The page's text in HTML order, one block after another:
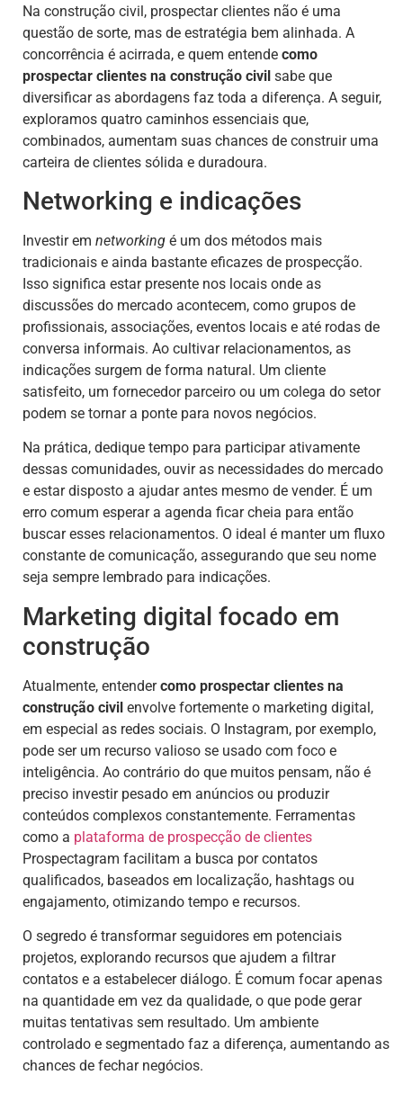
Na construção civil, prospectar clientes não é uma
questão de sorte, mas de estratégia bem alinhada. A
concorrência é acirrada, e quem entende como
prospectar clientes na construção civil sabe que
diversificar as abordagens faz toda a diferença. A seguir,
exploramos quatro caminhos essenciais que,
combinados, aumentam suas chances de construir uma
carteira de clientes sólida e duradoura.
Networking e indicações
Investir em networking é um dos métodos mais
tradicionais e ainda bastante eficazes de prospecção.
Isso significa estar presente nos locais onde as
discussões do mercado acontecem, como grupos de
profissionais, associações, eventos locais e até rodas de
conversa informais. Ao cultivar relacionamentos, as
indicações surgem de forma natural. Um cliente
satisfeito, um fornecedor parceiro ou um colega do setor
podem se tornar a ponte para novos negócios.
Na prática, dedique tempo para participar ativamente
dessas comunidades, ouvir as necessidades do mercado
e estar disposto a ajudar antes mesmo de vender. É um
erro comum esperar a agenda ficar cheia para então
buscar esses relacionamentos. O ideal é manter um fluxo
constante de comunicação, assegurando que seu nome
seja sempre lembrado para indicações.
Marketing digital focado em
construção
Atualmente, entendercomo prospectar clientes na
construção civil envolve fortemente o marketing digital,
em especial as redes sociais. O Instagram, por exemplo,
pode ser um recurso valioso se usado com foco e
inteligência. Ao contrário do que muitos pensam, não é
preciso investir pesado em anúncios ou produzir
conteúdos complexos constantemente. Ferramentas
como a plataforma de prospecção de clientes
Prospectagram facilitam a busca por contatos
qualificados, baseados em localização, hashtags ou
engajamento, otimizando tempo e recursos.
O segredo é transformar seguidores em potenciais
projetos, explorando recursos que ajudem a filtrar
contatos e a estabelecer diálogo. É comum focar apenas
na quantidade em vez da qualidade, o que pode gerar
muitas tentativas sem resultado. Um ambiente
controlado e segmentado faz a diferença, aumentando as
chances de fechar negócios.